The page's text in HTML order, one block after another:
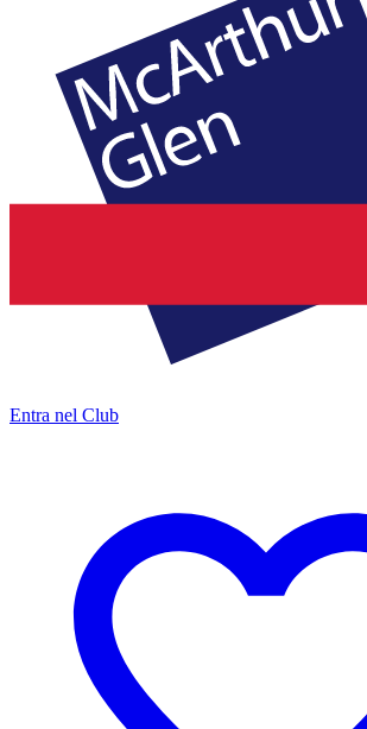
Entra nel Club